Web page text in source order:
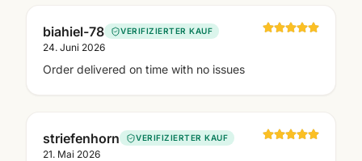
biahiel-78 VERIFIZIERTER KAUF
24. Juni 2026
Order delivered on time with no issues
striefenhorn VERIFIZIERTER KAUF
21. Mai 2026